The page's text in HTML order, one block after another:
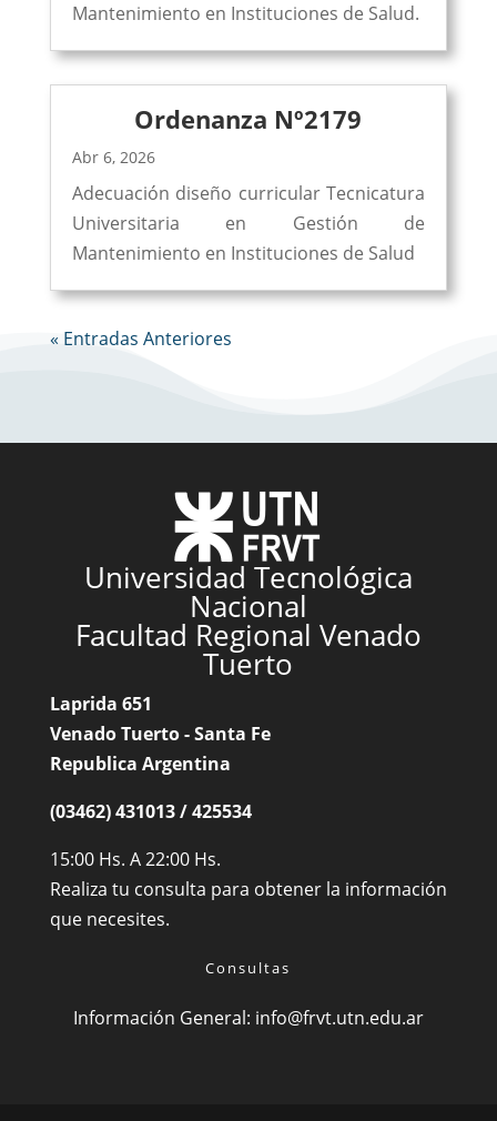
Mantenimiento en Instituciones de Salud.
Ordenanza Nº2179
Abr 6, 2026
Adecuación diseño curricular Tecnicatura
Universitaria en Gestión de
Mantenimiento en Instituciones de Salud
« Entradas Anteriores
Universidad Tecnológica
Nacional
Facultad Regional Venado
Tuerto
Laprida 651
Venado Tuerto - Santa Fe
Republica Argentina
(03462) 431013 / 425534
15:00 Hs. A 22:00 Hs.
Realiza tu consulta para obtener la información
que necesites.
Consultas
Información General: info@frvt.utn.edu.ar